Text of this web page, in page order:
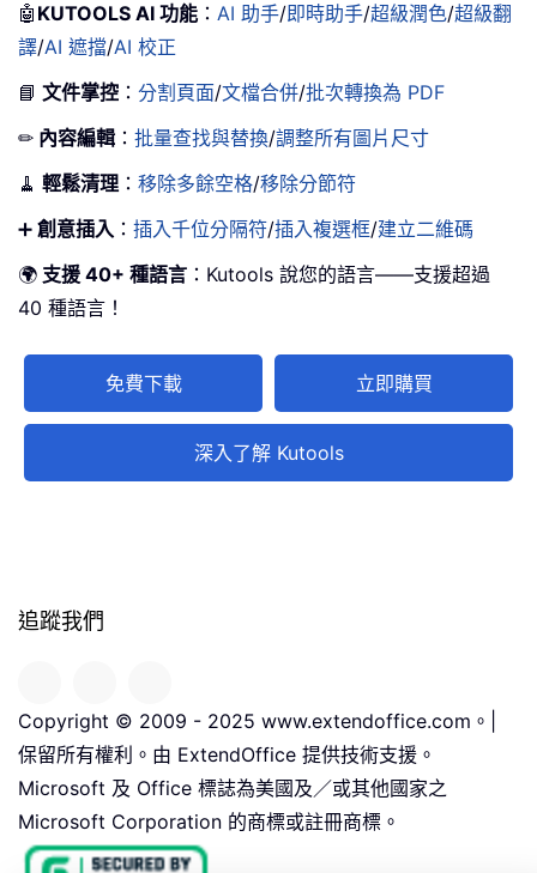
🤖 KUTOOLS AI 功能 ： AI 助手/即時助手/超級潤色/超級翻
譯/AI 遮擋/AI 校正
📘 文件掌控 ： 分割頁面/文檔合併/批次轉換為 PDF
✏ 內容編輯 ： 批量查找與替換/調整所有圖片尺寸
🧹 輕鬆清理 ： 移除多餘空格/移除分節符
➕ 創意插入 ： 插入千位分隔符/插入複選框/建立二維碼
🌍 支援 40+ 種語言 ：Kutools 說您的語言——支援超過
40 種語言！
免費下載 立即購買
深入了解 Kutools
追蹤我們
Copyright © 2009 - 2025 www.extendoffice.com。|
保留所有權利。由 ExtendOffice 提供技術支援。
Microsoft 及 Office 標誌為美國及／或其他國家之
Microsoft Corporation 的商標或註冊商標。